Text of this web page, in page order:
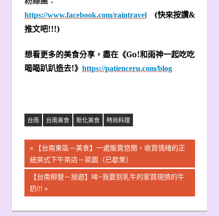
https://www.facebook.com/raintravel
(快來按讚&
推文吧!!!)
想看更多的美食分享，盡在《Go!和雨神一起吃吃
喝喝趴趴造去!》 https://patienceru.com/blog
台南 台南美食 新化美食 時尚料理
文
章
導
覽
Previous
Post:
【台南東區－美食】一處販賣悠閒，收買情緒的正
統英式下午茶店－棻園（已歇業）
Next
Post:
【台南柳營－旅遊】哞~我要到乳牛的家買現擠的牛
奶!!!